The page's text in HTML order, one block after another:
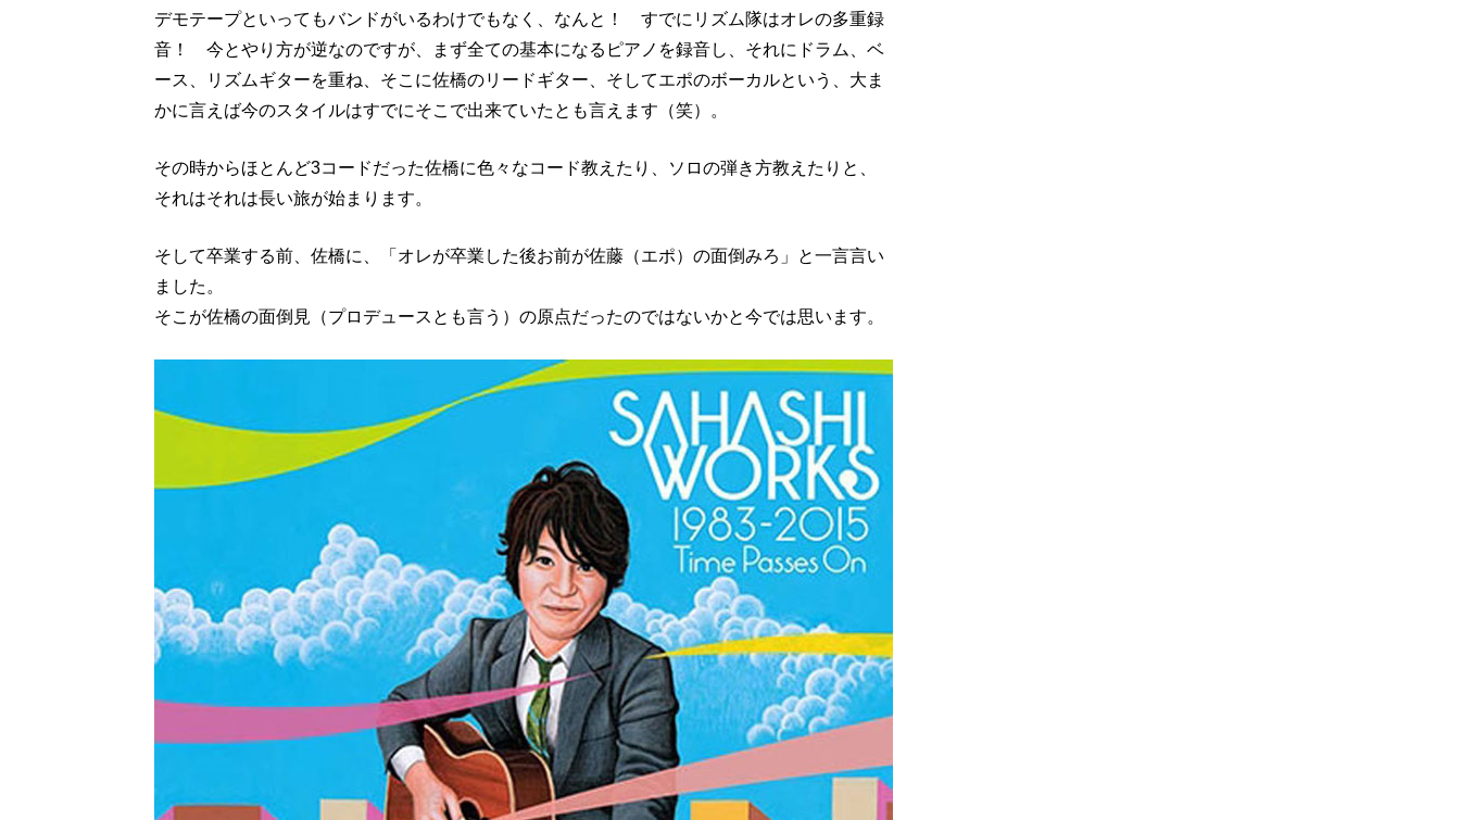
デモテープといってもバンドがいるわけでもなく、なんと！ すでにリズム隊はオレの多重録
音！ 今とやり方が逆なのですが、まず全ての基本になるピアノを録音し、それにドラム、ベ
ース、リズムギターを重ね、そこに佐橋のリードギター、そしてエポのボーカルという、大ま
かに言えば今のスタイルはすでにそこで出来ていたとも言えます（笑）。
その時からほとんど3コードだった佐橋に色々なコード教えたり、ソロの弾き方教えたりと、
それはそれは長い旅が始まります。
そして卒業する前、佐橋に、「オレが卒業した後お前が佐藤（エポ）の面倒みろ」と一言言い
ました。
そこが佐橋の面倒見（プロデュースとも言う）の原点だったのではないかと今では思います。